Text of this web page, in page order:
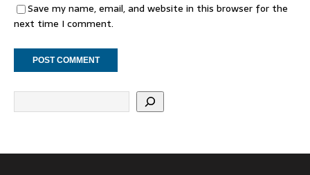
Save my name, email, and website in this browser for the
next time I comment.